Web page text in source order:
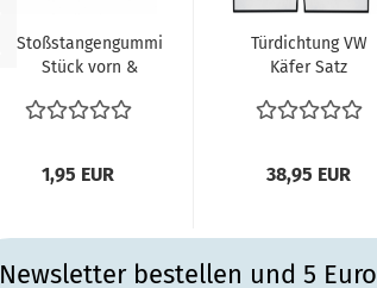
Stoßstangengummi
Stück vorn &
Karmann Ghia...
1,95 EUR
Türdichtung VW
Käfer Satz
(links und...
38,95 EUR
Newsletter bestellen und 5